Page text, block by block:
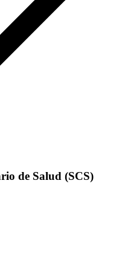
de Salud (SCS)